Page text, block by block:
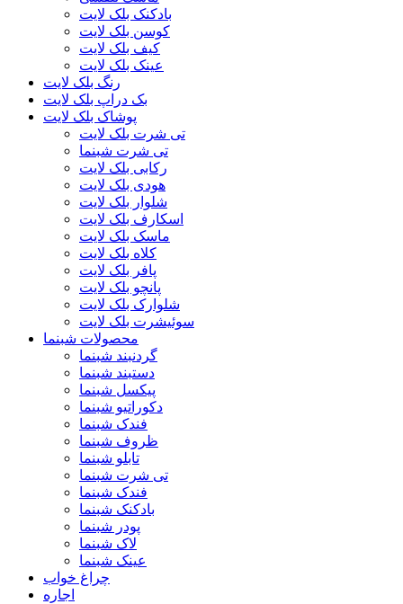
بادکنک بلک لایت
کوسن بلک لایت
کیف بلک لایت
عینک بلک لایت
رنگ بلک لایت
بک دراپ بلک لایت
پوشاک بلک لایت
تی شرت بلک لایت
تی شرت شبنما
رکابی بلک لایت
هودی بلک لایت
شلوار بلک لایت
اسکارف بلک لایت
ماسک بلک لایت
کلاه بلک لایت
پافر بلک لایت
پانچو بلک لایت
شلوارک بلک لایت
سوئیشرت بلک لایت
محصولات شبنما
گردنبند شبنما
دستبند شبنما
پیکسل شبنما
دکوراتیو شبنما
فندک شبنما
ظروف شبنما
تابلو شبنما
تی شرت شبنما
فندک شبنما
بادکنک شبنما
پودر شبنما
لاک شبنما
عینک شبنما
چراغ خواب
اجاره